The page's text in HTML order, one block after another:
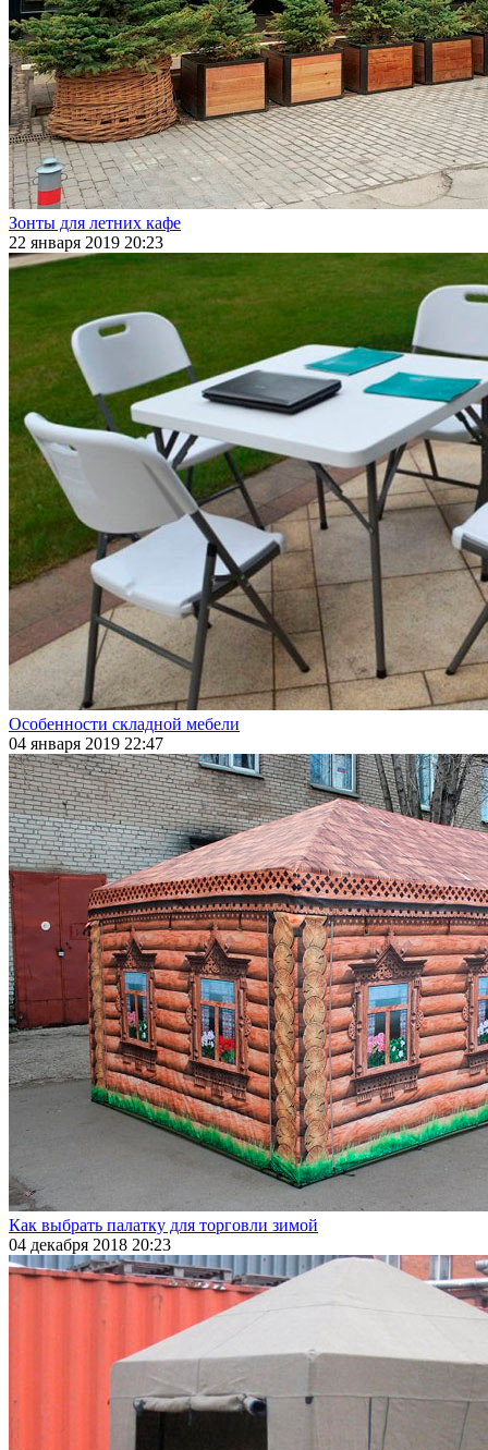
Зонты для летних кафе
22 января 2019 20:23
Особенности складной мебели
04 января 2019 22:47
Как выбрать палатку для торговли зимой
04 декабря 2018 20:23